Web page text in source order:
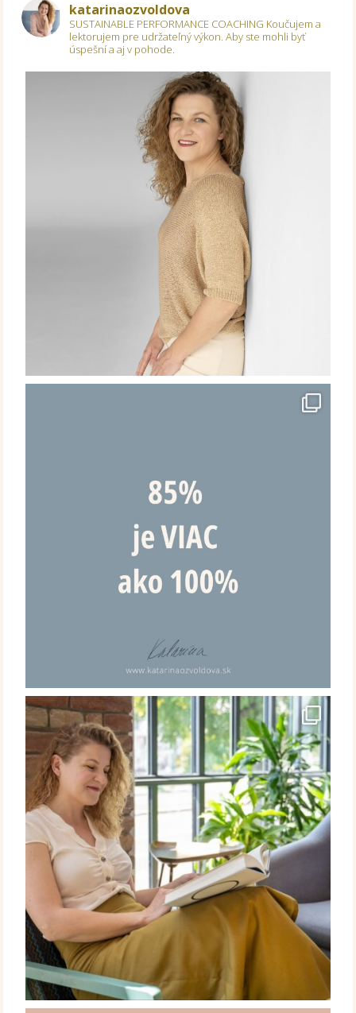
katarinaozvoldova
SUSTAINABLE PERFORMANCE COACHING Koučujem a
lektorujem pre udržateľný výkon.Aby ste mohli byť
úspešní a aj v pohode.